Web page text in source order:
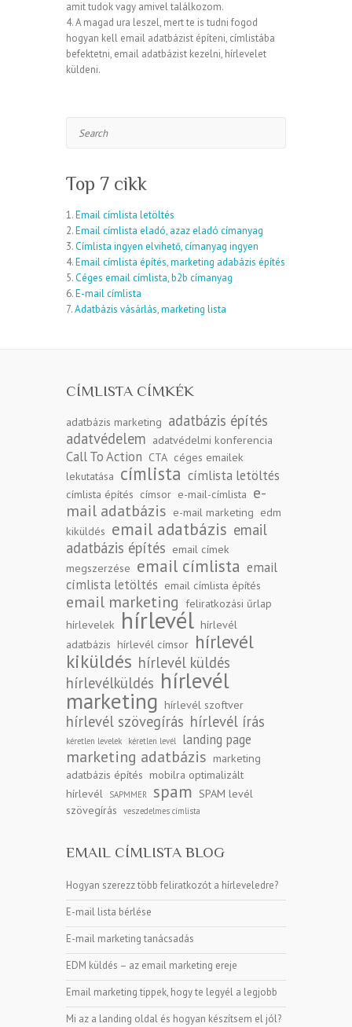
amit tudok vagy amivel találkozom.
4. A magad ura leszel, mert te is tudni fogod
hogyan kell email adatbázist építeni, címlistába
befektetni, email adatbázist kezelni, hírlevelet
küldeni.
Top 7 cikk
1.Email címlista letöltés
2.Email címlista eladó, azaz eladó címanyag
3.Címlista ingyen elvihető, címanyag ingyen
4.Email címlista építés, marketing adabázis építés
5.Céges email címlista, b2b címanyag
6.E-mail címlista
7.Adatbázis vásárlás, marketing lista
CÍMLISTA CÍMKÉK
adatbázis marketing adatbázis építés
adatvédelem adatvédelmi konferencia
Call To Action CTA céges emailek
lekutatása címlista címlista letöltés
címlista építés címsor e-mail-címlista e-
mail adatbázis e-mail marketing edm
kiküldés email adatbázis email
adatbázis építés email címek
megszerzése email címlista email
címlista letöltés email címlista építés
email marketing feliratkozási űrlap
hírlevelek
hírlevél hírlevél
adatbázis hírlevél címsor hírlevél
kiküldés hírlevél küldés
hírlevélküldés hírlevél
marketing hírlevél szoftver
hírlevél szövegírás hírlevél írás
kéretlen levelek kéretlen levél landing page
marketing adatbázis marketing
adatbázis építés mobilra optimalizált
hírlevél
SAPMMER spam SPAM levél
szövegírás
veszedelmes címlista
EMAIL CÍMLISTA BLOG
Hogyan szerezz több feliratkozót a hírleveledre?
E-mail lista bérlése
E-mail marketing tanácsadás
EDM küldés – az email marketing ereje
Email marketing tippek, hogy te legyél a legjobb
Mi az a landing oldal és hogyan készítsem el jól?